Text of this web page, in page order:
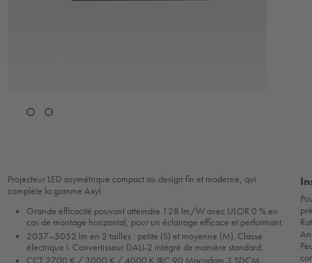
Projecteur LED asymétrique compact au design fin et moderne, qui
complète la gamme Axyl.
Grande efficacité pouvant atteindre 128 lm/W avec ULOR 0 % en
cas de montage horizontal, pour un éclairage efficace et performant.
2037–5052 lm en 2 tailles : petite (S) et moyenne (M). Classe
électrique I. Convertisseur DALI-2 intégré de manière standard.
CCT 2700 K / 3000 K / 4000 K IRC 90 Macadam 3 SDCM,